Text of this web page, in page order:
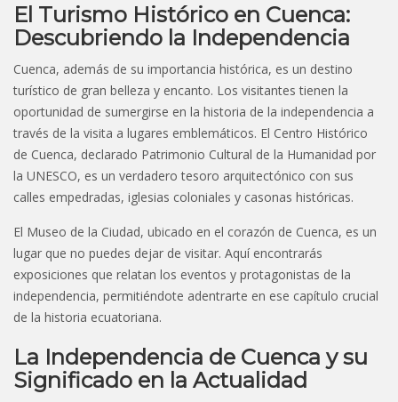
El Turismo Histórico en Cuenca:
Descubriendo la Independencia
Cuenca, además de su importancia histórica, es un destino
turístico de gran belleza y encanto. Los visitantes tienen la
oportunidad de sumergirse en la historia de la independencia a
través de la visita a lugares emblemáticos. El Centro Histórico
de Cuenca, declarado Patrimonio Cultural de la Humanidad por
la UNESCO, es un verdadero tesoro arquitectónico con sus
calles empedradas, iglesias coloniales y casonas históricas.
El Museo de la Ciudad, ubicado en el corazón de Cuenca, es un
lugar que no puedes dejar de visitar. Aquí encontrarás
exposiciones que relatan los eventos y protagonistas de la
independencia, permitiéndote adentrarte en ese capítulo crucial
de la historia ecuatoriana.
La Independencia de Cuenca y su
Significado en la Actualidad